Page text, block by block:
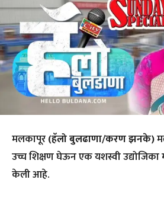
मलकापूर(हॅलो बुलढाणा/करण झनके)
उच्च शिक्षण घेऊन एक यशस्वी
केली आहे.